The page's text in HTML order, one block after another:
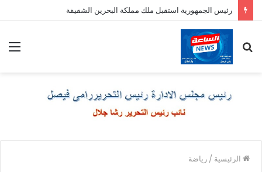
رئيس الجمهورية استقبل ملك مملكة البحرين الشقيقة
عن
الرئيسية / رياضة